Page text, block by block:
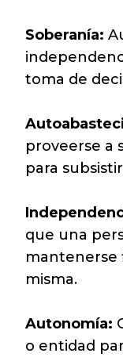
Soberanía:
toma de
proveerse a
para
que una
mantenerse
misma.
Autonomía:
o entidad